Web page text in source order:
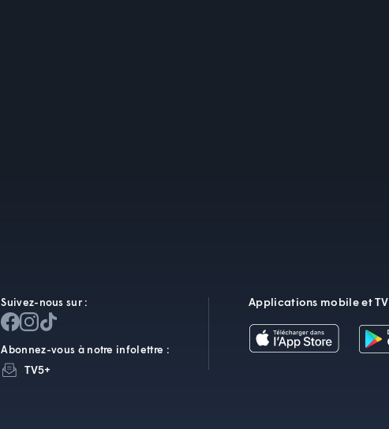
Suivez-nous sur :
Abonnez-vous à notre infolettre :
TV5+
Applications mobile et TV